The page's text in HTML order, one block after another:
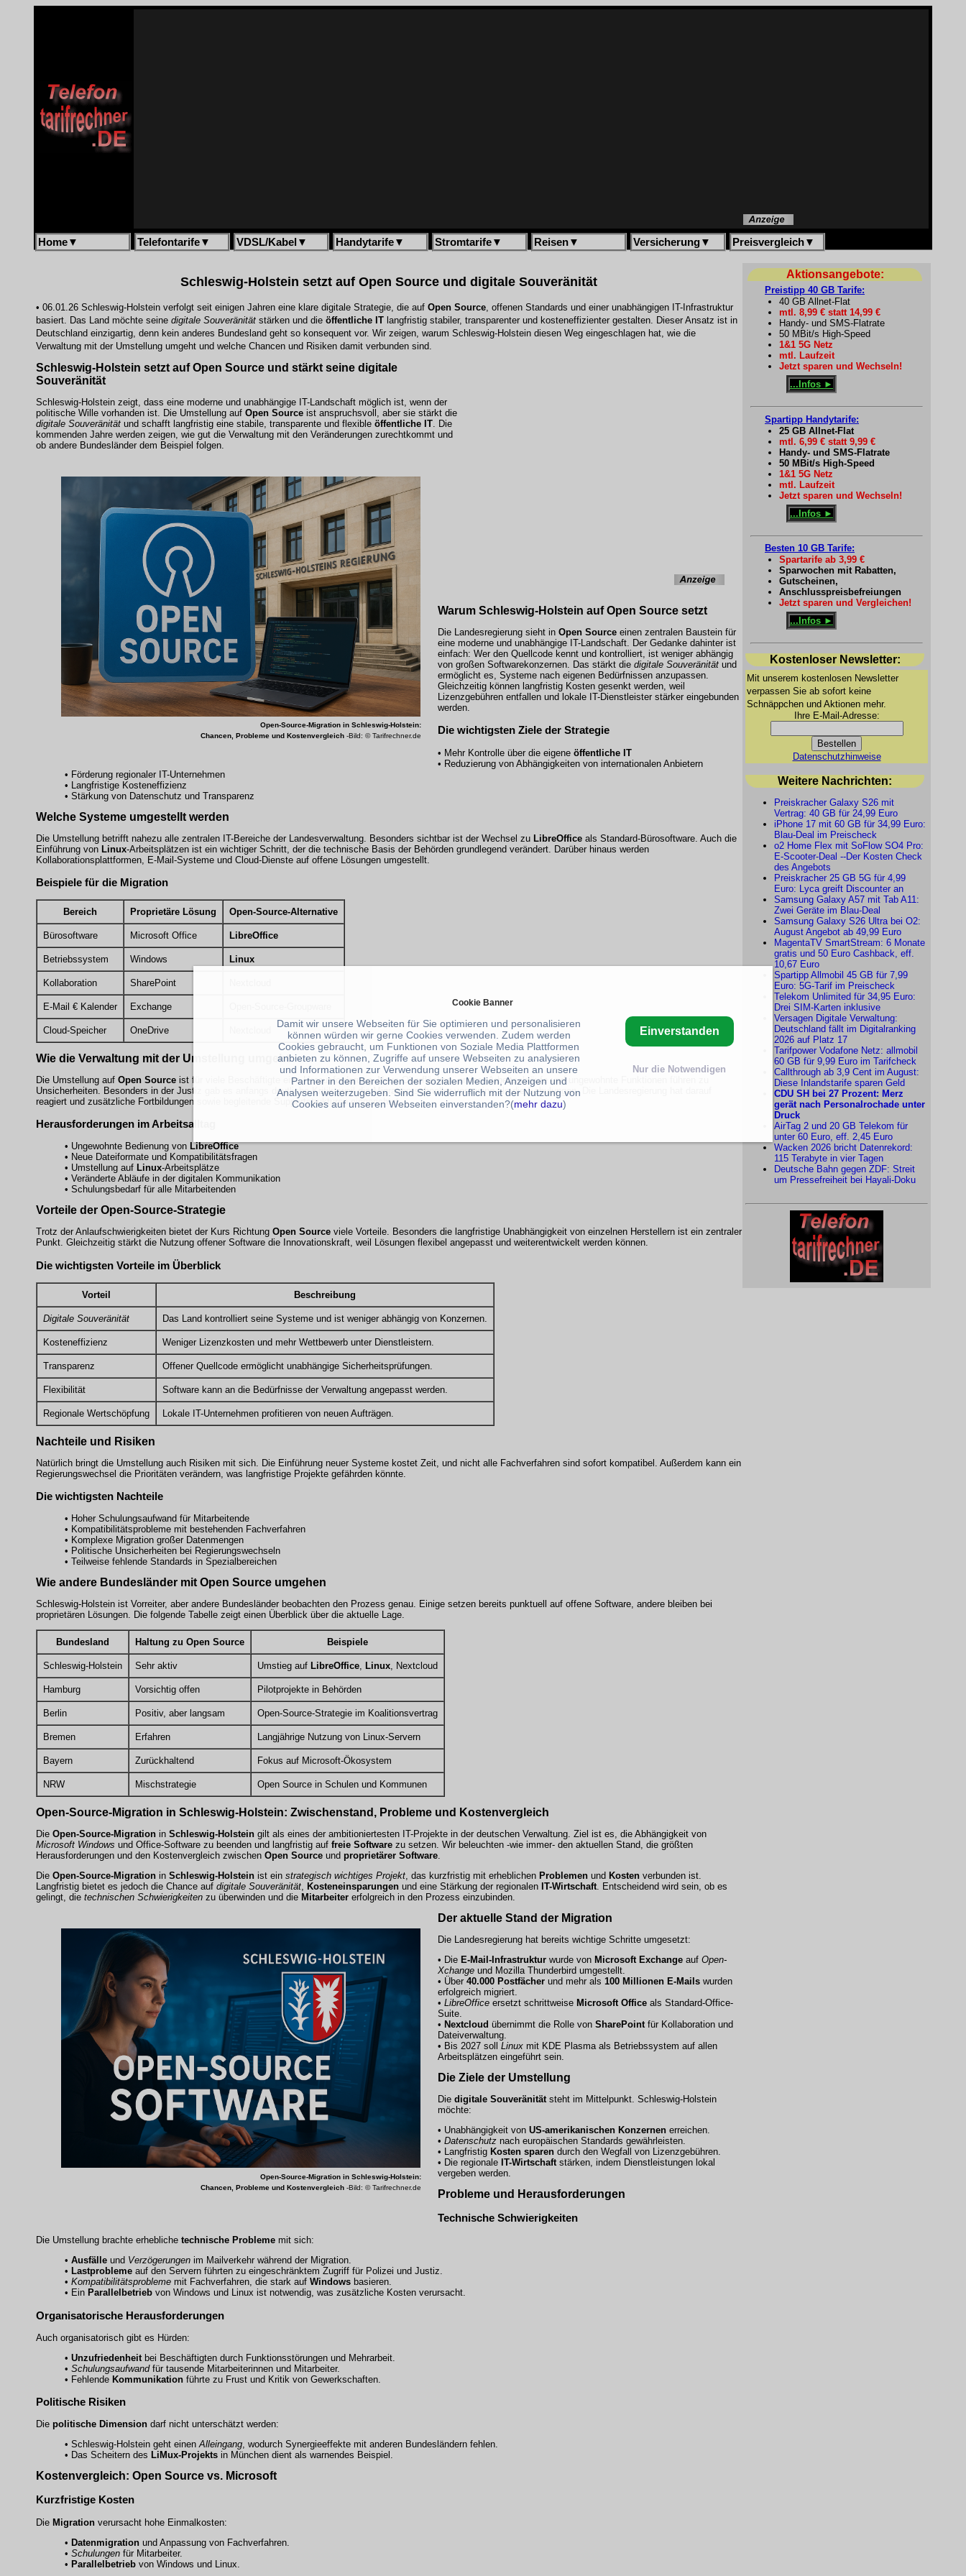
Home▼ Telefontarife▼ VDSL/Kabel ▼ Handytarife▼ Stromtarife▼ Reisen▼ Versicherung▼ Preisvergleich▼
Schleswig-Holstein setzt auf Open Source und digitale Souveränität
• 06.01.26 Schleswig-Holstein verfolgt seit einigen Jahren eine klare digitale Strategie, die auf Open Source, offenen Standards und einer unabhängigen IT-Infrastruktur
basiert. Das Land möchte seine digitale Souveränität stärken und die öffentliche IT langfristig stabiler, transparenter und kosteneffizienter gestalten. Dieser Ansatz ist in
Deutschland einzigartig, denn kein anderes Bundesland geht so konsequent vor. Wir zeigen, warum Schleswig-Holstein diesen Weg eingeschlagen hat, wie die
Verwaltung mit der Umstellung umgeht und welche Chancen und Risiken damit verbunden sind.
Schleswig-Holstein setzt aufOpen Source und stärkt seine digitale
Souveränität
Schleswig-Holstein zeigt, dass eine moderne und unabhängige IT-Landschaft möglich ist, wenn der
politische Wille vorhanden ist. Die Umstellung auf Open Source ist anspruchsvoll, aber sie stärkt die
digitale Souveränität und schafft langfristig eine stabile, transparente und flexible öffentliche IT. Die
kommenden Jahre werden zeigen, wie gut die Verwaltung mit den Veränderungen zurechtkommt und
ob andere Bundesländer dem Beispiel folgen.
Open-Source-Migration in Schleswig-Holstein:
Chancen, Probleme und Kostenvergleich -Bild: © Tarifrechner.de
Warum Schleswig-Holstein aufOpen Source setzt
Die Landesregierung sieht in Open Source einen zentralen Baustein für
eine moderne und unabhängige IT-Landschaft. Der Gedanke dahinter ist
einfach: Wer den Quellcode kennt und kontrolliert, ist weniger abhängig
von großen Softwarekonzernen. Das stärkt die digitale Souveränität und
ermöglicht es, Systeme nach eigenen Bedürfnissen anzupassen.
Gleichzeitig können langfristig Kosten gesenkt werden, weil
Lizenzgebühren entfallen und lokale IT-Dienstleister stärker eingebunden
werden.
Die wichtigsten Ziele der Strategie
• Mehr Kontrolle über die eigene öffentliche IT
• Reduzierung von Abhängigkeiten von internationalen Anbietern
• Förderung regionaler IT-Unternehmen
• Langfristige Kosteneffizienz
• Stärkung von Datenschutz und Transparenz
Welche Systeme umgestellt werden
Die Umstellung betrifft nahezu alle zentralen IT-Bereiche der Landesverwaltung. Besonders sichtbar ist der Wechsel zu LibreOffice als Standard-Bürosoftware. Auch die
Einführung von Linux-Arbeitsplätzen ist ein wichtiger Schritt, der die technische Basis der Behörden grundlegend verändert. Darüber hinaus werden
Kollaborationsplattformen, E-Mail-Systeme und Cloud-Dienste auf offene Lösungen umgestellt.
Beispiele für die Migration
Bereich Proprietäre Lösung Open-Source-Alternative
Bürosoftware Microsoft Office LibreOffice
Betriebssystem Windows Linux
Kollaboration SharePoint
E-Mail € Kalender Exchange
Cloud-Speicher OneDrive
Wie die Verwaltung mit der Umstellung umgeht
Die Umstellung auf Open Source ist für viele Beschäftigte eine Herausforderung. Neue Oberflächen, andere Arbeitsabläufe und ungewohnte Funktionen führen zu
Unsicherheiten. Besonders in der Justiz gab es anfangs deutliche Kritik, weil die Migration schneller voranging als die Schulungen. Die Landesregierung hat darauf
reagiert und zusätzliche Fortbildungen sowie begleitende Supportstrukturen eingerichtet.
Herausforderungen im Arbeitsalltag
• Ungewohnte Bedienung von LibreOffice
• Neue Dateiformate und Kompatibilitätsfragen
• Umstellung auf Linux-Arbeitsplätze
• Veränderte Abläufe in der digitalen Kommunikation
• Schulungsbedarf für alle Mitarbeitenden
Vorteile der Open-Source-Strategie
Trotz der Anlaufschwierigkeiten bietet der Kurs Richtung Open Source viele Vorteile. Besonders die langfristige Unabhängigkeit von einzelnen Herstellern ist ein zentraler
Punkt. Gleichzeitig stärkt die Nutzung offener Software die Innovationskraft, weil Lösungen flexibel angepasst und weiterentwickelt werden können.
Die wichtigsten Vorteile im Überblick
Vorteil Beschreibung
Digitale Souveränität Das Land kontrolliert seine Systeme und ist weniger abhängig von Konzernen.
Kosteneffizienz Weniger Lizenzkosten und mehr Wettbewerb unter Dienstleistern.
Transparenz Offener Quellcode ermöglicht unabhängige Sicherheitsprüfungen.
Flexibilität Software kann an die Bedürfnisse der Verwaltung angepasst werden.
Regionale Wertschöpfung Lokale IT-Unternehmen profitieren von neuen Aufträgen.
Nachteile und Risiken
Natürlich bringt die Umstellung auch Risiken mit sich. Die Einführung neuer Systeme kostet Zeit, und nicht alle Fachverfahren sind sofort kompatibel. Außerdem kann ein
Regierungswechsel die Prioritäten verändern, was langfristige Projekte gefährden könnte.
Die wichtigsten Nachteile
• Hoher Schulungsaufwand für Mitarbeitende
• Kompatibilitätsprobleme mit bestehenden Fachverfahren
• Komplexe Migration großer Datenmengen
• Politische Unsicherheiten bei Regierungswechseln
• Teilweise fehlende Standards in Spezialbereichen
Wie andere Bundesländer mit Open Source umgehen
Schleswig-Holstein ist Vorreiter, aber andere Bundesländer beobachten den Prozess genau. Einige setzen bereits punktuell auf offene Software, andere bleiben bei
proprietären Lösungen. Die folgende Tabelle zeigt einen Überblick über die aktuelle Lage.
Bundesland Haltung zu Open Source Beispiele
Schleswig-Holstein Sehr aktiv Umstieg auf LibreOffice, Linux, Nextcloud
Hamburg Vorsichtig offen Pilotprojekte in Behörden
Berlin Positiv, aber langsam Open-Source-Strategie im Koalitionsvertrag
Bremen Erfahren Langjährige Nutzung von Linux-Servern
Bayern Zurückhaltend Fokus auf Microsoft-Ökosystem
NRW Mischstrategie Open Source in Schulen und Kommunen
Open-Source-Migration in Schleswig-Holstein: Zwischenstand, Probleme und Kostenvergleich
Die Open-Source-Migration in Schleswig-Holstein gilt als eines der ambitioniertesten IT-Projekte in der deutschen Verwaltung. Ziel ist es, die Abhängigkeit von
Microsoft Windows und Office-Software zu beenden und langfristig auf freie Software zu setzen. Wir beleuchten -wie immer- den aktuellen Stand, die größten
Herausforderungen und den Kostenvergleich zwischen Open Source und proprietärer Software
Die Open-Source-Migration in Schleswig-Holstein ist ein strategisch wichtiges Projekt , das kurzfristig mit erheblichen Problemen und Kosten verbunden ist.
Langfristig bietet es jedoch die Chance auf digitale Souveränität Kosteneinsparungen und eine Stärkung der regionalen IT-Wirtschaft . Entscheidend wird sein, ob es
gelingt, die technischen Schwierigkeiten zu überwinden und die Mitarbeiter erfolgreich in den Prozess einzubinden.
Open-Source-Migration in Schleswig-Holstein:
Chancen, Probleme und Kostenvergleich -Bild: © Tarifrechner.de
Der aktuelle Stand der Migration
Die Landesregierung hat bereits wichtige Schritte umgesetzt:
• Die E-Mail-Infrastruktur wurde von Microsoft Exchange auf Open-
Xchange und Mozilla Thunderbird umgestellt.
• Über 40.000 Postfächer und mehr als 100 Millionen E-Mails wurden
erfolgreich migriert.
• LibreOffice ersetzt schrittweise Microsoft Office als Standard-Office-
Suite.
• Nextcloud übernimmt die Rolle von SharePoint für Kollaboration und
Dateiverwaltung.
• Bis 2027 soll Linux mit KDE Plasma als Betriebssystem auf allen
Arbeitsplätzen eingeführt sein.
Die Ziele der Umstellung
Die digitale Souveränität steht im Mittelpunkt. Schleswig-Holstein
möchte:
• Unabhängigkeit von US-amerikanischen Konzernen erreichen.
• Datenschutz nach europäischen Standards gewährleisten.
• Langfristig Kosten sparen durch den Wegfall von Lizenzgebühren.
• Die regionale IT-Wirtschaft stärken, indem Dienstleistungen lokal
vergeben werden.
Probleme und Herausforderungen
Technische Schwierigkeiten
Die Umstellung brachte erhebliche technische Probleme mit sich:
• Ausfälle und Verzögerungen im Mailverkehr während der Migration.
• Lastprobleme auf den Servern führten zu eingeschränktem Zugriff für Polizei und Justiz.
• Kompatibilitätsprobleme mit Fachverfahren, die stark auf Windows basieren.
• Ein Parallelbetrieb von Windows und Linux ist notwendig, was zusätzliche Kosten verursacht.
Organisatorische Herausforderungen
Auch organisatorisch gibt es Hürden:
• Unzufriedenheit bei Beschäftigten durch Funktionsstörungen und Mehrarbeit.
• Schulungsaufwandfür tausende Mitarbeiterinnen und Mitarbeiter.
• Fehlende Kommunikation führte zu Frust und Kritik von Gewerkschaften.
Politische Risiken
Die politische Dimension darf nicht unterschätzt werden:
• Schleswig-Holstein geht einenAlleingang, wodurch Synergieeffekte mit anderen Bundesländern fehlen.
• Das Scheitern des LiMux-Projekts in München dient als warnendes Beispiel.
Kostenvergleich: Open Source vs. Microsoft
Kurzfristige Kosten
Die Migration verursacht hohe Einmalkosten:
• Datenmigration und Anpassung von Fachverfahren.
• Schulungen für Mitarbeiter.
• Parallelbetrieb von Windows und Linux.
Aktionsangebote:
Preistipp 40 GB Tarife:
40 GB Allnet-Flat
mtl. 8,99 € statt 14,99 €
Handy- und SMS-Flatrate
50 MBit/s High-Speed
1&1 5G Netz
mtl. Laufzeit
Jetzt sparen und Wechseln!
...Infos ►
Spartipp Handytarife:
25 GB Allnet-Flat
mtl. 6,99 € statt 9,99 €
Handy- und SMS-Flatrate
50 MBit/s High-Speed
1&1 5G Netz
mtl. Laufzeit
Jetzt sparen und Wechseln!
...Infos ►
Besten 10 GB Tarife:
Spartarife ab 3,99 €
Sparwochen mit Rabatten,
Gutscheinen,
Anschlusspreisbefreiungen
Jetzt sparen und Vergleichen!
...Infos ►
Kostenloser Newsletter:
Mit unserem kostenlosen Newsletter
verpassen Sie ab sofort keine
Schnäppchen und Aktionen mehr.
Ihre E-Mail-Adresse:
Datenschutzhinweise
Weitere Nachrichten:
Preiskracher Galaxy S26 mit
Vertrag: 40 GB für 24,99 Euro
iPhone 17 mit 60 GB für 34,99 Euro:
Blau-Deal im Preischeck
o2 Home Flex mit SoFlow SO4 Pro:
E-Scooter-Deal --Der Kosten Check
des Angebots
Preiskracher 25 GB 5G für 4,99
Euro: Lyca greift Discounter an
Samsung Galaxy A57 mit Tab A11:
Zwei Geräte im Blau-Deal
Samsung Galaxy S26 Ultra bei O2:
August Angebot ab 49,99 Euro
MagentaTV SmartStream: 6 Monate
gratis und 50 Euro Cashback, eff.
10,67 Euro
Spartipp Allmobil 45 GB für 7,99
Euro: 5G-Tarif im Preischeck
Telekom Unlimited für 34,95 Euro:
Drei SIM-Karten inklusive
Versagen Digitale Verwaltung:
Deutschland fällt im Digitalranking
2026 auf Platz 17
Tarifpower Vodafone Netz: allmobil
60 GB für 9,99 Euro im Tarifcheck
Callthrough ab 3,9 Cent im August:
Diese Inlandstarife sparen Geld
CDU SH bei 27 Prozent: Merz
gerät nach Personalrochade unter
Druck
AirTag 2 und 20 GB Telekom für
unter 60 Euro, eff. 2,45 Euro
Wacken 2026 bricht Datenrekord:
115 Terabyte in vier Tagen
Deutsche Bahn gegen ZDF: Streit
um Pressefreiheit bei Hayali-Doku
Cookie Banner
Damit wir unsere Webseiten für Sie optimieren und personalisieren
können würden wir gerne Cookies verwenden. Zudem werden
Cookies gebraucht, um Funktionen von Soziale Media Plattformen
anbieten zu können, Zugriffe auf unsere Webseiten zu analysieren
und Informationen zur Verwendung unserer Webseiten an unsere
Partner in den Bereichen der sozialen Medien, Anzeigen und
Analysen weiterzugeben. Sind Sie widerruflich mit der Nutzung von
Cookies auf unseren Webseiten einverstanden?(mehr dazu)
Einverstanden
Nur die Notwendigen